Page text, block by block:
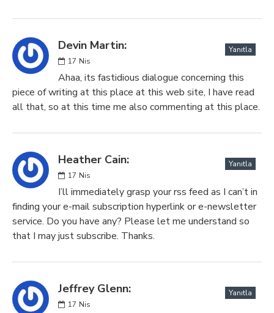
Devin Martin:
17 Nis
Yanıtla
Ahaa, its fastidious dialogue concerning this
piece of writing at this place at this web site, I have read
all that, so at this time me also commenting at this place.
Heather Cain:
17 Nis
Yanıtla
I’ll immediately grasp your rss feed as I can’t in
finding your e-mail subscription hyperlink or e-newsletter
service. Do you have any? Please let me understand so
that I may just subscribe. Thanks.
Jeffrey Glenn:
17 Nis
Yanıtla